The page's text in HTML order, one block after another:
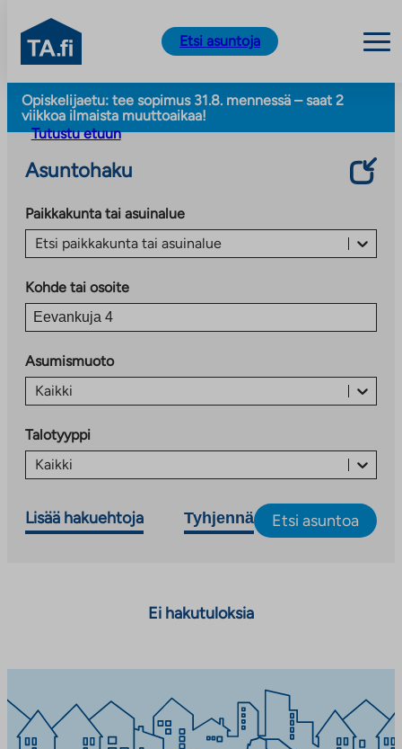
Siirry
sisältöön
TA.fi
Etsi asuntoja
Opiskelijaetu: tee sopimus 31.8. mennessä – saat 2
viikkoa ilmaista muuttoaikaa!
Tutustu etuun
Asuntohaku
Paikkakunta tai asuinalue
Etsi paikkakunta tai asuinalue
Kohde tai osoite
Asumismuoto
Kaikki
Talotyyppi
Kaikki
Lisää hakuehtoja Tyhjennä Etsi asuntoa
Ei hakutuloksia